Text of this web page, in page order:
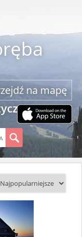
na mapę